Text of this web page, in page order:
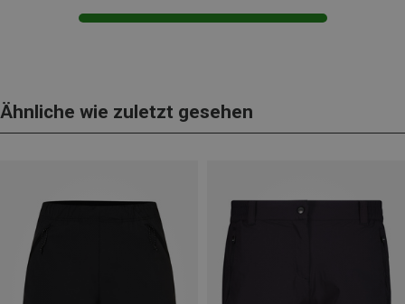
Ähnliche wie zuletzt gesehen